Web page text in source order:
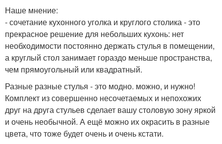
Наше мнение:
- сочетание кухонного уголка и круглого столика - это
прекрасное решение для небольших кухонь: нет
необходимости постоянно держать стулья в помещении,
а круглый стол занимает гораздо меньше пространства,
чем прямоугольный или квадратный.
Разные разные стулья - это модно. можно, и нужно!
Комплект из совершенно несочетаемых и непохожих
друг на друга стульев сделает вашу столовую зону яркой
и очень необычной. А ещё можно их окрасить в разные
цвета, что тоже будет очень и очень кстати.